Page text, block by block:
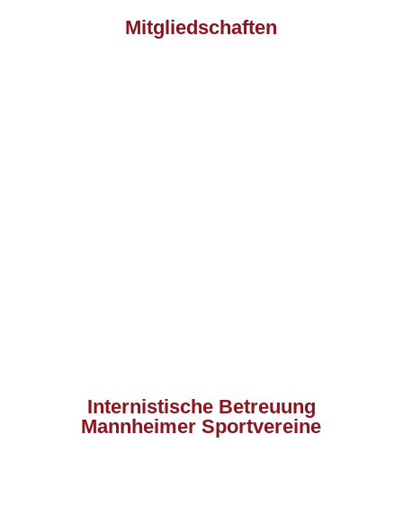
Mitgliedschaften
Internistische Betreuung
Mannheimer Sportvereine